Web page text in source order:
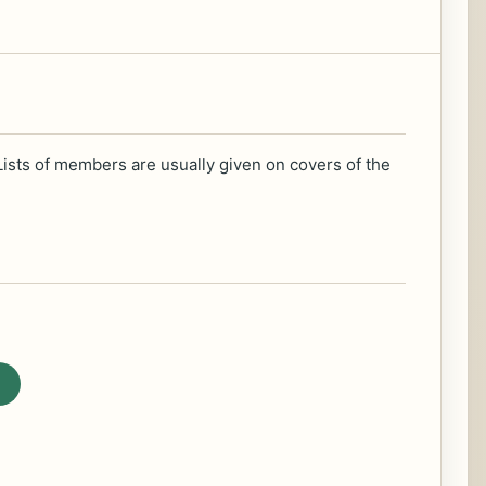
of members are usually given on covers of the